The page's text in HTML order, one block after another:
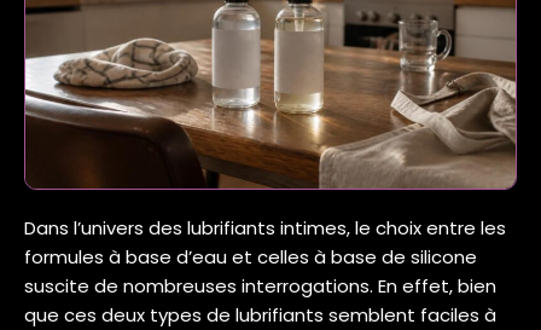
Dans l’univers des lubrifiants intimes, le choix entre les
formules à base d’eau et celles à base de silicone
suscite de nombreuses interrogations. En effet, bien
que ces deux types de lubrifiants semblent faciles à